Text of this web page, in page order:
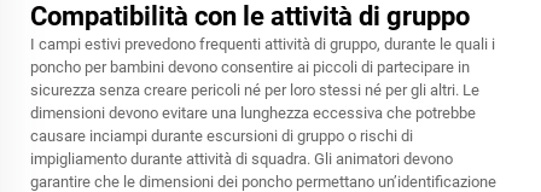
Compatibilità con le attività di gruppo
I campi estivi prevedono frequenti attività di gruppo, durante le quali i
poncho per bambini devono consentire ai piccoli di partecipare in
sicurezza senza creare pericoli né per loro stessi né per gli altri. Le
dimensioni devono evitare una lunghezza eccessiva che potrebbe
causare inciampi durante escursioni di gruppo o rischi di
impigliamento durante attività di squadra. Gli animatori devono
garantire che le dimensioni dei poncho permettano un’identificazione